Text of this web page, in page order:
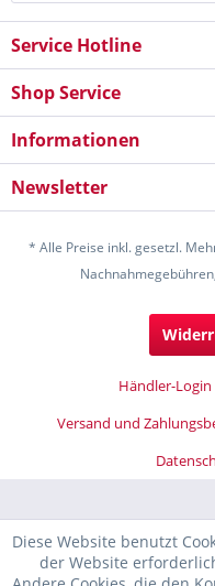
Service Hotline
Shop Service
Informationen
Newsletter
* Alle Preise inkl. gesetzl.
Händler-Login
Versand und
Diese Website benutzt
der Website